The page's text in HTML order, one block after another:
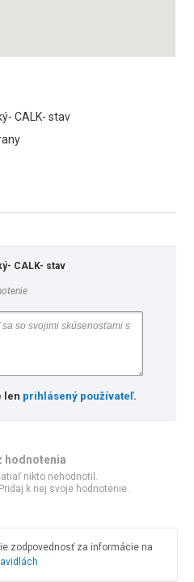
CALK- stav
CALK- stav
len prihlásený používateľ.
hodnotenia
nikto nehodnotil.
k nej svoje hodnotenie.
zodpovednosť za informácie na